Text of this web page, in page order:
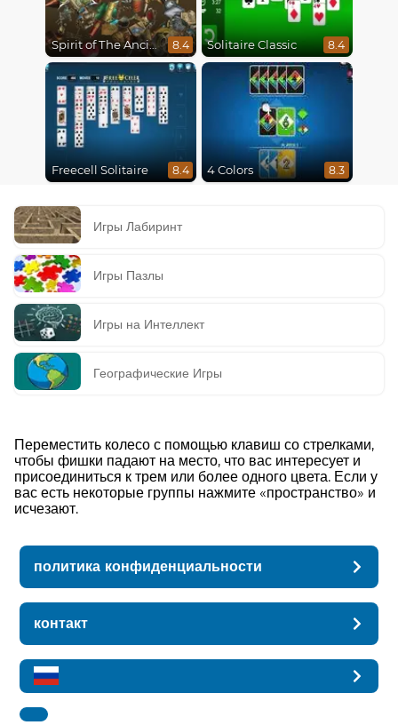
Spirit of The Ancient Forest 8.4 Solitaire Classic 8.4
Freecell Solitaire 8.4 4 Colors 8.3
Игры Лабиринт
Игры Пазлы
Игры на Интеллект
Географические Игры
Переместить колесо с помощью клавиш со стрелками,
чтобы фишки падают на место, что вас интересует и
присоединиться к трем или более одного цвета. Если у
вас есть некоторые группы нажмите «пространство» и
исчезают.
политика конфиденциальности
контакт